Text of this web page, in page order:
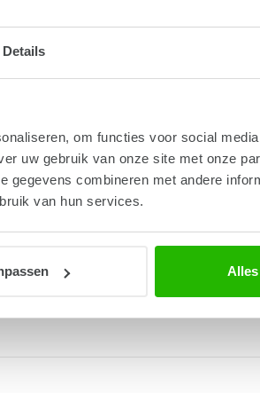
Details
om functies voor social
uw gebruik van onze site met onze
gegevens combineren met andere
van hun services.